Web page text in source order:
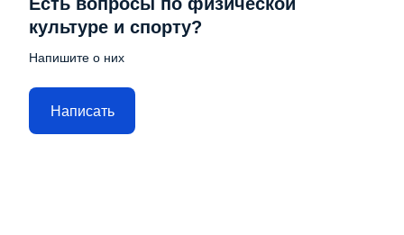
культуре и спорту?
Напишите о них
Написать